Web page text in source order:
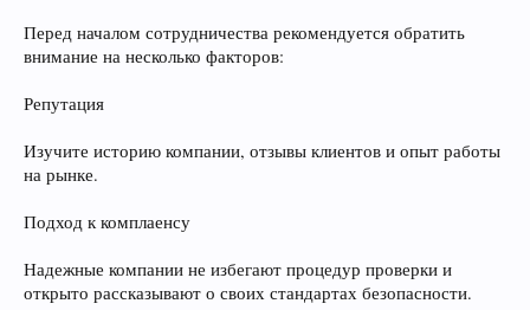
Перед началом сотрудничества рекомендуется обратить
внимание на несколько факторов:
Репутация
Изучите историю компании, отзывы клиентов и опыт работы
на рынке.
Подход к комплаенсу
Надежные компании не избегают процедур проверки и
открыто рассказывают о своих стандартах безопасности.